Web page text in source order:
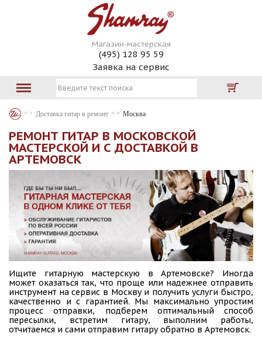
Магазин-мастерская
(495) 128 95 59
Заявка на сервис
Доставка гитар в ремонт Москва
РЕМОНТ ГИТАР В МОСКОВСКОЙ
МАСТЕРСКОЙ И С ДОСТАВКОЙ В
АРТЕМОВСК
Ищите гитарную мастерскую в Артемовске? Иногда
может оказаться так, что проще или надежнее отправить
инструмент на сервис в Москву и получить услуги быстро,
качественно и с гарантией. Мы максимально упростим
процесс отправки, подберем оптимальный способ
пересылки, встретим гитару, выполним работы,
отчитаемся и сами отправим гитару обратно в Артемовск.